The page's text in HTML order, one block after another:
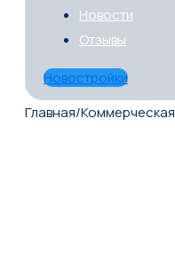
Новости
Отзывы
Новостройки
Главная/Коммерческая